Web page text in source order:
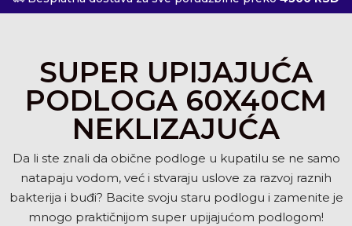
SUPER UPIJAJUĆA
PODLOGA 60X40CM
NEKLIZAJUĆA
Da li ste znali da obične podloge u kupatilu se ne samo
natapaju vodom, već i stvaraju uslove za razvoj raznih
bakterija i buđi? Bacite svoju staru podlogu i zamenite je
mnogo praktičnijom super upijajućom podlogom!